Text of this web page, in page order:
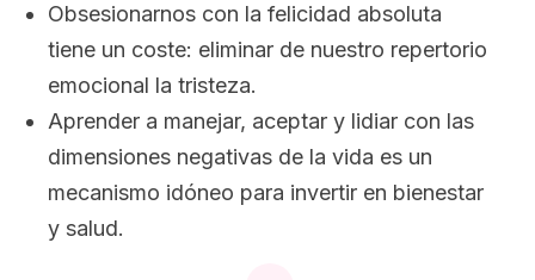
Obsesionarnos con la felicidad absoluta
tiene un coste: eliminar de nuestro repertorio
emocional la tristeza.
Aprender a manejar, aceptar y lidiar con las
dimensiones negativas de la vida es un
mecanismo idóneo para invertir en bienestar
y salud.